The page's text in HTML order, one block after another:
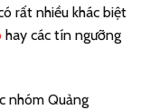
rất nhiều khác biệt
hay các tín ngưỡng
nhóm Quảng